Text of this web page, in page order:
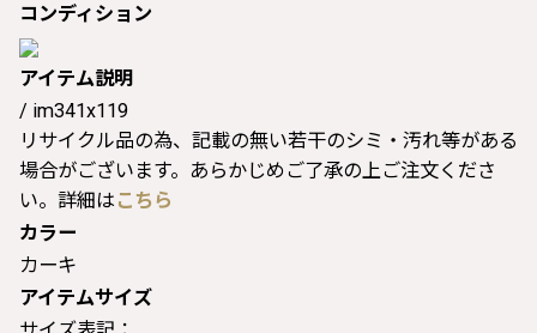
コンディション
アイテム説明
/ im341x119
リサイクル品の為、記載の無い若干のシミ・汚れ等がある
場合がございます。あらかじめご了承の上ご注文くださ
い。詳細は こちら
カラー
カーキ
アイテムサイズ